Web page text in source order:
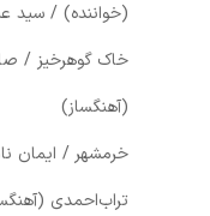
(خواننده) / سید
خاک گوهرخیز /
(آهنگساز)
خرمشهر / ایمان
تراب‌احمدی